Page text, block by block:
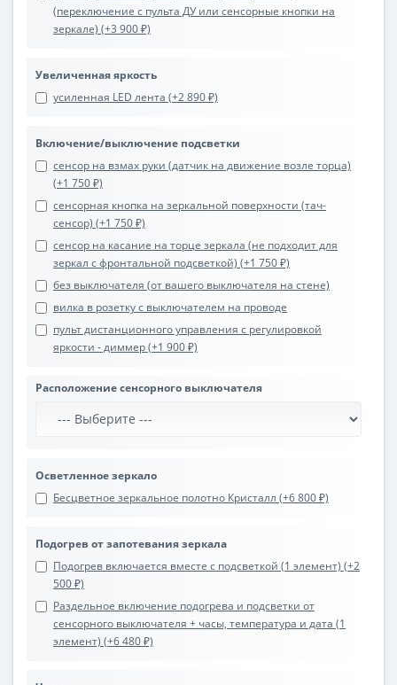
(переключение с пульта ДУ или сенсорные кнопки на
зеркале) (+3 900 ₽)
Увеличенная яркость
усиленная LED лента (+2 890 ₽)
Включение/выключение подсветки
сенсор на взмах руки (датчик на движение возле торца)
(+1 750 ₽)
сенсорная кнопка на зеркальной поверхности (тач-
сенсор) (+1 750 ₽)
сенсор на касание на торце зеркала (не подходит для
зеркал с фронтальной подсветкой) (+1 750 ₽)
без выключателя (от вашего выключателя на стене)
вилка в розетку с выключателем на проводе
пульт дистанционного управления с регулировкой
яркости - диммер (+1 900 ₽)
Расположение сенсорного выключателя
Осветленное зеркало
Бесцветное зеркальное полотно Кристалл (+6 800 ₽)
Подогрев от запотевания зеркала
Подогрев включается вместе с подсветкой (1 элемент) (+2
500 ₽)
Раздельное включение подогрева и подсветки от
сенсорного выключателя + часы, температура и дата (1
элемент) (+6 480 ₽)